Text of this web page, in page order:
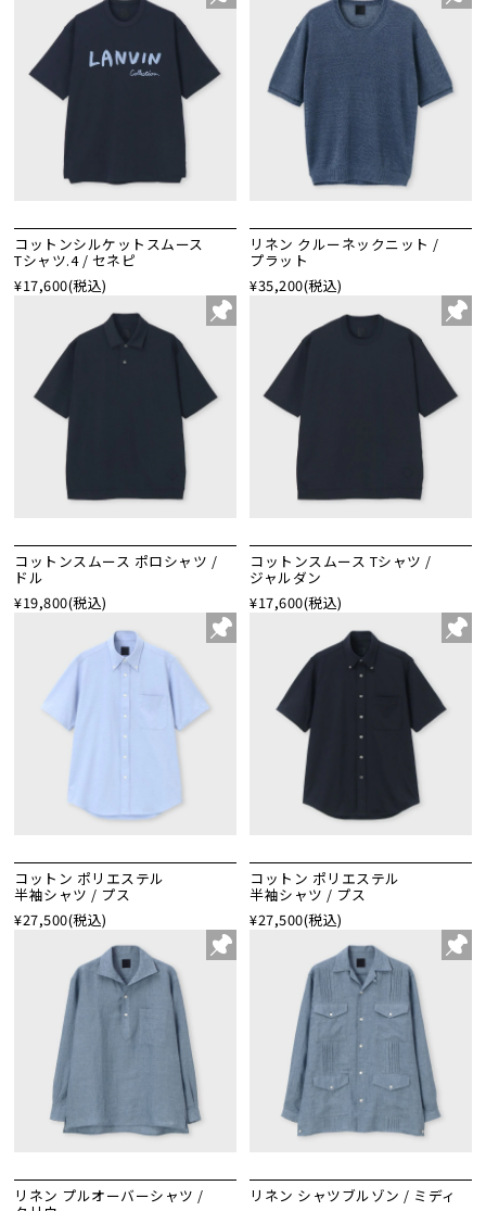
コットンシルケットスムース
Tシャツ.4 / セネピ
¥17,600(税込)
リネン クルーネックニット /
プラット
¥35,200(税込)
コットンスムース ポロシャツ /
ドル
¥19,800(税込)
コットンスムース Tシャツ /
ジャルダン
¥17,600(税込)
コットン ポリエステル
半袖シャツ / プス
¥27,500(税込)
コットン ポリエステル
半袖シャツ / プス
¥27,500(税込)
リネン プルオーバーシャツ /
リネン シャツブルゾン / ミディ